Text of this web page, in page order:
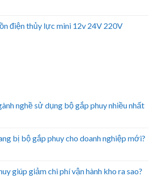
điện thủy lực mini 12v 24V 220V
nghề sử dụng bộ gắp phuy nhiều nhất
bị bộ gắp phuy cho doanh nghiệp mới?
giúp giảm chi phí vận hành kho ra sao?